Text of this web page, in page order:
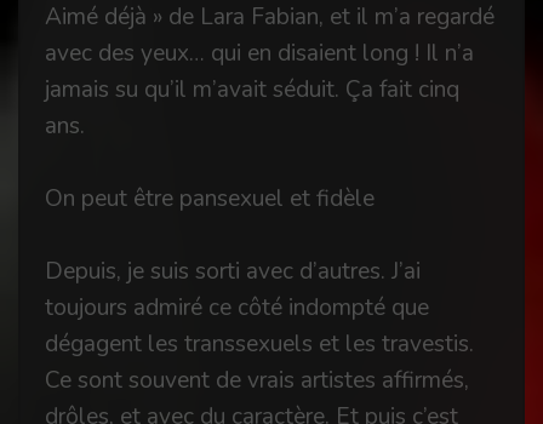
Aimé déjà » de Lara Fabian, et il m’a regardé
avec des yeux… qui en disaient long ! Il n’a
jamais su qu’il m’avait séduit. Ça fait cinq
ans.
On peut être pansexuel et fidèle
Depuis, je suis sorti avec d’autres. J’ai
toujours admiré ce côté indompté que
dégagent les transsexuels et les travestis.
Ce sont souvent de vrais artistes affirmés,
drôles, et avec du caractère. Et puis c’est